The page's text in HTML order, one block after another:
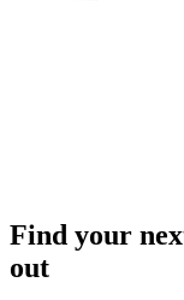
Find your
out